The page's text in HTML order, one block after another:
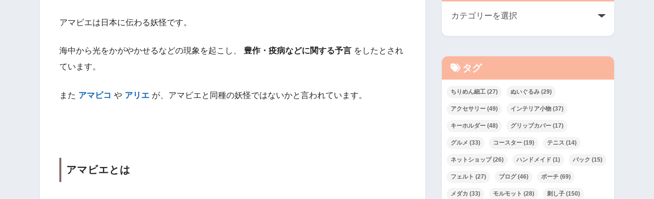
アマビエは日本に伝わる妖怪です。
海中から光をかがやかせるなどの現象を起こし、 豊作・疫病などに関する予言 をしたとされ
ています。
また アマビコ や アリエ が、アマビエと同種の妖怪ではないかと言われています。
アマビエとは
タグ
ちりめん細工 (27) ぬいぐるみ (29)
アクセサリー (49) インテリア小物 (37)
キーホルダー (48) グリップカバー (17)
グルメ (33) コースター (19) テニス (14)
ネットショップ(26) ハンドメイド (1) バック (15)
フェルト (27) ブログ(46) ポーチ (69)
メダカ (33) モルモット (28) 刺し子 (150)